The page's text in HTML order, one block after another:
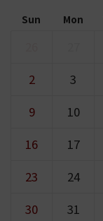
Sun Mon
2
3
9
10
16
17
23
24
30
31